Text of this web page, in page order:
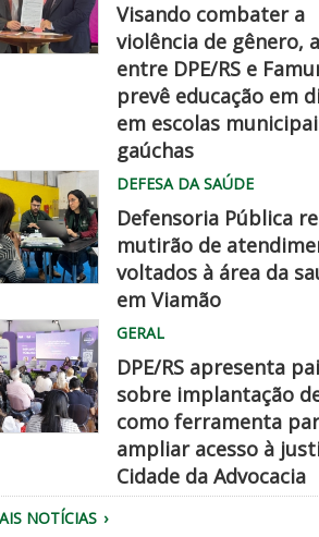
Visando combater a
violência de gênero,
entre DPE/RS e
prevê educação em
em escolas
gaúchas
DEFESA DA SAÚDE
Defensoria Pública
mutirão de
voltados à área da
em Viamão
GERAL
DPE/RS apresenta
sobre implantação
como ferramenta
ampliar acesso à
Cidade da Advocacia
NOTÍCIAS